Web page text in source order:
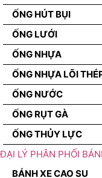
ỐNG HÚT BỤI
ỐNG LƯỚI
ỐNG NHỰA
ỐNG NHỰA LÕI
ỐNG NƯỚC
ỐNG RỤT GÀ
ỐNG THỦY LỰC
ĐẠI LÝ PHÂN PHỐI
BÁNH XE CAO SU